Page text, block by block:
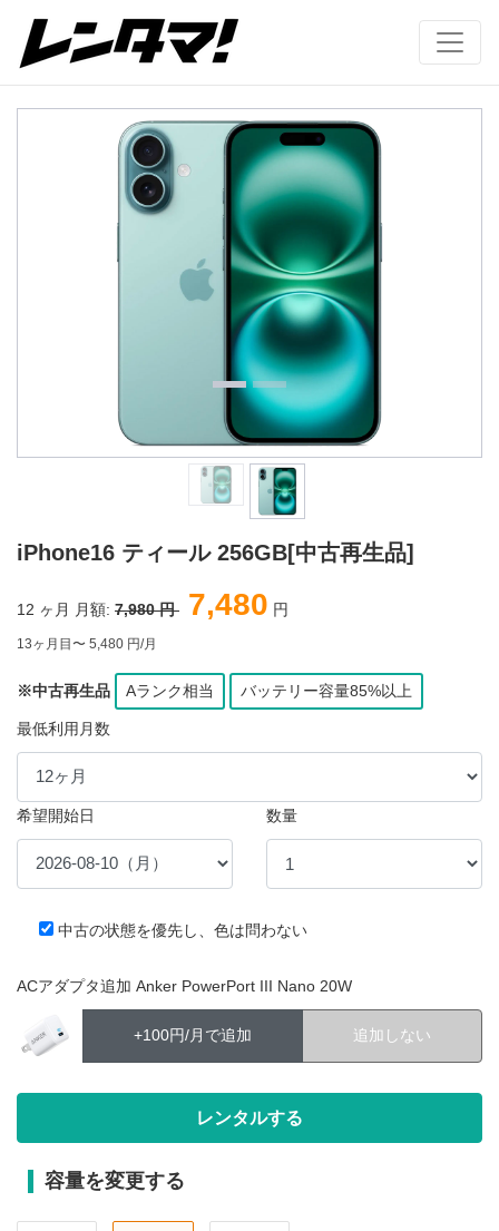
iPhone16 ティール 256GB[中古再生品]
12 ヶ月 月額: 7,980 円 7,480 円
13ヶ月目〜 5,480 円/月
※中古再生品 Aランク相当 バッテリー容量85%以上
最低利用月数
希望開始日 数量
中古の状態を優先し、色は問わない
ACアダプタ追加 Anker PowerPort III Nano 20W
+100円/月で追加 追加しない
容量を変更する